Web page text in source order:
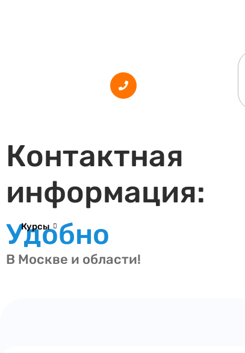
Курсы
Контактная
информация:
Удобно
В Москве и области!